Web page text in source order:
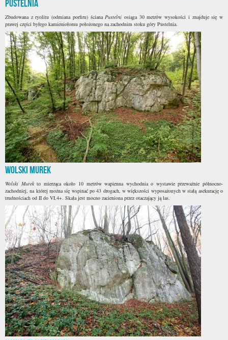
Pustelnia
Zbudowana z ryolitu (odmiana porfiru) ścianaPustelniosiąga 30 metrów wysokości i znajduje się w
prawej części byłego kamieniołomu położonego na zachodnim stoku góry Pustelnia.
Wolski Murek
Wolski Murekto mierząca około 10 metrów wapienna wychodnia o wystawie przeważnie północno-
zachodniej, na której można się wspinać po 43 drogach, w większości wyposażonych w stałą asekurację o
trudnościach od II do VI.4+. Skała jest mocno zacieniona przez otaczający ją las.